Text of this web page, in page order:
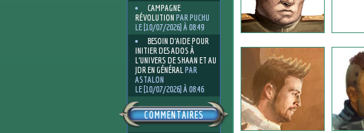
CAMPAGNE
RÉVOLUTION PAR PUCHU
LE [10/07/2026] À 08:49
BESOIN D’AIDE POUR
INITIER DES ADOS À
L’UNIVERS DE SHAAN ET AU
JDR EN GÉNÉRALPAR
ASTALON
LE [10/07/2026] À 08:46
COMMENTAIRES